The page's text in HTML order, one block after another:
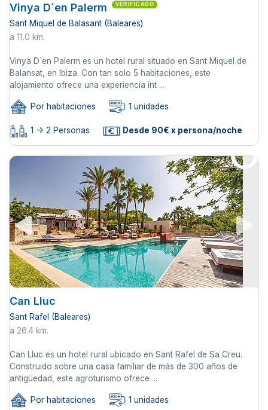
Vinya D´en Palerm VERIFICADO
Sant Miquel de Balasant (Baleares)
a 11.0 km.
Vinya D´en Palerm es un hotel rural situado en Sant Miquel de
Balansat, en Ibiza. Con tan solo 5 habitaciones, este
alojamiento ofrece una experiencia ínt ...
Por habitaciones 1 unidades
1 -> 2 Personas Desde 90€ x persona/noche
Can Lluc
Sant Rafel (Baleares)
a 26.4 km.
Can Lluc es un hotel rural ubicado en Sant Rafel de Sa Creu.
Construido sobre una casa familiar de más de 300 años de
antigüedad, este agroturismo ofrece ...
Por habitaciones 1 unidades